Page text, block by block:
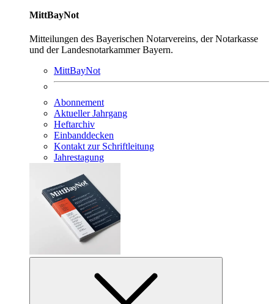
MittBayNot
Mitteilungen des Bayerischen Notarvereins, der Notarkasse
und der Landesnotarkammer Bayern.
MittBayNot
Abonnement
Aktueller Jahrgang
Heftarchiv
Einbanddecken
Kontakt zur Schriftleitung
Jahrestagung